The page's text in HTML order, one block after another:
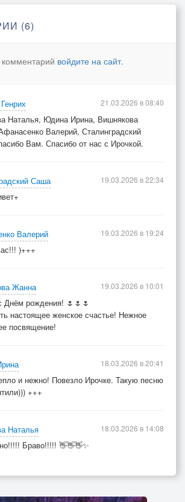
земной очаг.
женской силою
(6)
войдите на сайт.
Наталья, Юдина Ирина, Вишнякова
Валерий, Сталинградский
Вам. Спасибо от нас с Ирочкой.
21.03.2026 в 08:40
Саша
19.03.2026 в 22:34
Валерий
)+++
19.03.2026 в 19:24
Жанна
Днём рождения! 🌷🌷🌷
настоящее женское счастье! Нежное
посвящение!
19.03.2026 в 10:01
и нежно! Повезло Ирочке. Такую песню
+++
18.03.2026 в 20:41
Наталья
Браво!!!!! 👋👋👋✨
18.03.2026 в 14:08